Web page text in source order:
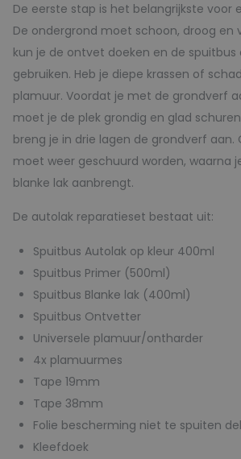
De eerste stap is het belangrijkste voor
De ondergrond moet schoon, droog en
kun je de ontvet doeken en de
gebruiken. Heb je diepe krassen of
plamuur. Voordat je met de grondverf
moet je de plek grondig en glad
breng je in drie lagen de grondverf aan.
moet weer geschuurd worden, waarna
blanke lak aanbrengt.
De autolak reparatieset bestaat uit:
Spuitbus Autolak op kleur 400ml
Spuitbus Primer (500ml)
Spuitbus Blanke lak (400ml)
Spuitbus Ontvetter
Universele plamuur/ontharder
4x plamuurmes
Tape 19mm
Tape 38mm
Folie bescherming niet te spuiten
Kleefdoek